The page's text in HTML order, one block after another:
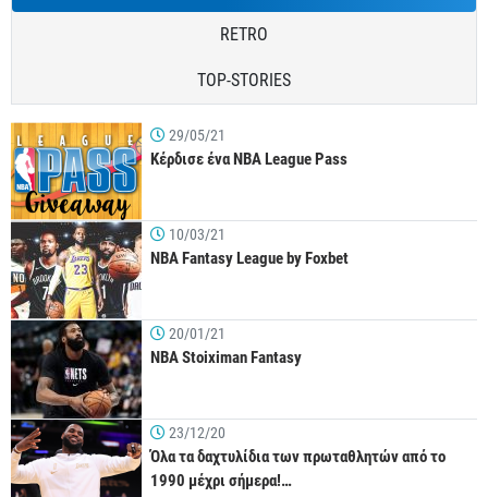
RETRO
TOP-STORIES
29/05/21
Κέρδισε ένα NBA League Pass
10/03/21
NBA Fantasy League by Foxbet
20/01/21
NBA Stoiximan Fantasy
23/12/20
Όλα τα δαχτυλίδια των πρωταθλητών από το
1990 μέχρι σήμερα!…